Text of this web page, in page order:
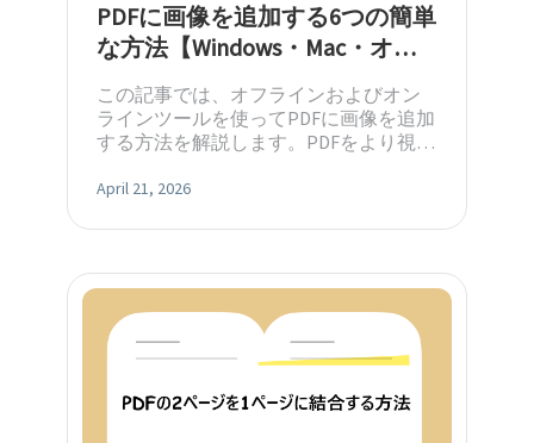
PDFに画像を追加する6つの簡単
な方法【Windows・Mac・オン
ライン対応】
この記事では、オフラインおよびオン
ラインツールを使ってPDFに画像を追加
する方法を解説します。PDFをより視覚
用的な方法をご紹介します。
April 21, 2026